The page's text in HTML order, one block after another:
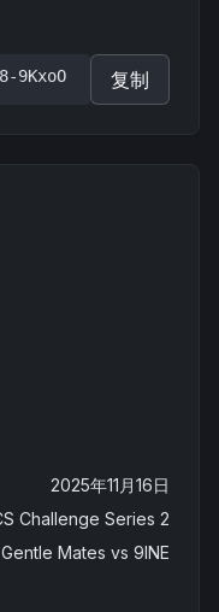
9KxoO 复制
2025年11月16日
Challenge Series 2
Gentle Mates vs 9INE